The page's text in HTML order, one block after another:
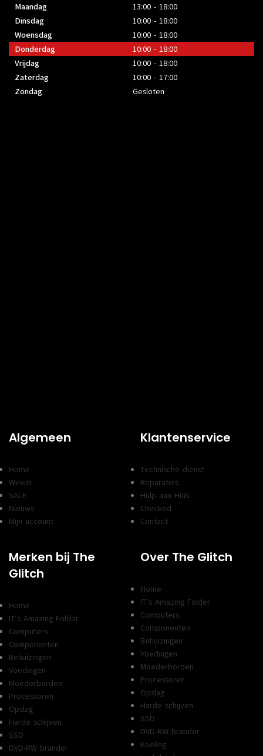
Maandag
13:00 - 18:00
Dinsdag
10:00 - 18:00
Woensdag
10:00 - 18:00
Donderdag
10:00 - 18:00
Vrijdag
10:00 - 18:00
Zaterdag
10:00 - 17:00
Zondag
Gesloten
Algemeen
Home
Winkel
SALE
Nieuws
Mijn account
Klantenservice
Technische dienst
Reparaties
Hulp aan Huis
Checked
Contact
Merken bij The
Glitch
Home
IT’s Amazing Folder
Computers
Componenten
Behuizingen
Voedingen
Moederborden
Processoren
Opslag
Harde schijven
SSD
DVD-RW brander
Over The Glitch
Home
IT’s Amazing Folder
Computers
Componenten
Behuizingen
Voedingen
Moederborden
Processoren
Opslag
Harde schijven
SSD
DVD-RW brander
Koeling